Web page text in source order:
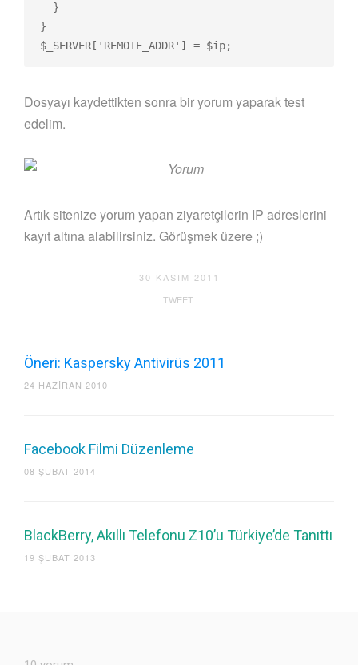
  }
}
$_SERVER['REMOTE_ADDR'] = $ip;
Dosyayı kaydettikten sonra bir yorum yaparak test
edelim.
Artık sitenize yorum yapan ziyaretçilerin IP adreslerini
kayıt altına alabilirsiniz. Görüşmek üzere ;)
30 KASIM 2011
TWEET
Öneri: Kaspersky Antivirüs 2011
24 HAZIRAN 2010
Facebook Filmi Düzenleme
08 ŞUBAT 2014
BlackBerry, Akıllı Telefonu Z10’u Türkiye’de Tanıttı
19 ŞUBAT 2013